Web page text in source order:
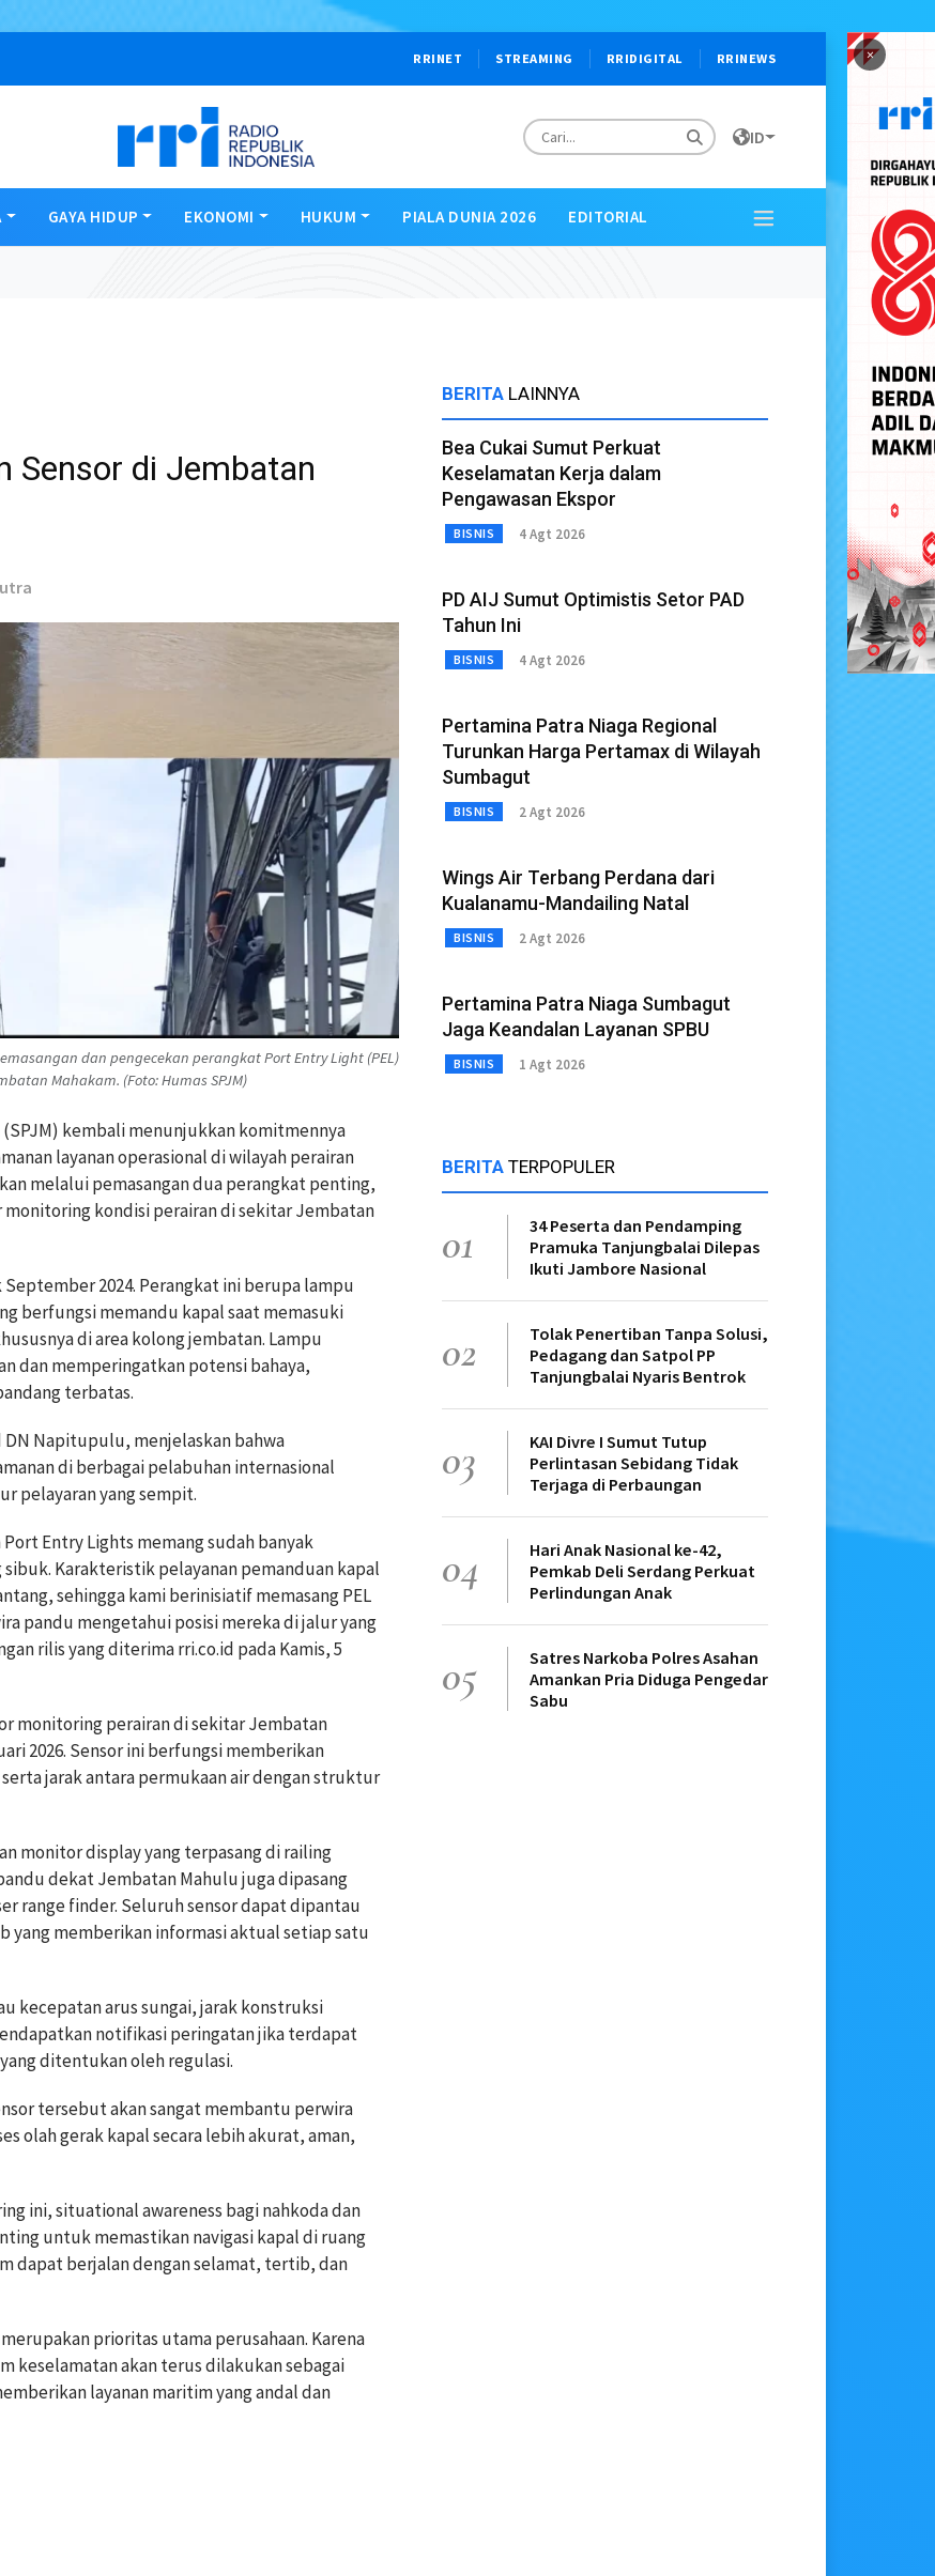
×
RRINET STREAMING RRIDIGITAL RRINEWS
ID
GAYA HIDUP EKONOMI HUKUM PIALA DUNIA 2026 EDITORIAL
Sensor di Jembatan
dan pengecekan perangkat Port Entry Light (PEL)
Mahakam. (Foto: Humas SPJM)
(SPJM) kembali menunjukkan komitmennya
layanan operasional di wilayah perairan
melalui pemasangan dua perangkat penting,
monitoring kondisi perairan di sekitar Jembatan
2024. Perangkat ini berupa lampu
berfungsi memandu kapal saat memasuki
di area kolong jembatan. Lampu
dan memperingatkan potensi bahaya,
terbatas.
DN Napitupulu, menjelaskan bahwa
di berbagai pelabuhan internasional
pelayaran yang sempit.
Entry Lights memang sudah banyak
Karakteristik pelayanan pemanduan kapal
sehingga kami berinisiatif memasang PEL
pandu mengetahui posisi mereka di jalur yang
rilis yang diterima rri.co.id pada Kamis, 5
monitoring perairan di sekitar Jembatan
2026. Sensor ini berfungsi memberikan
jarak antara permukaan air dengan struktur
monitor display yang terpasang di railing
dekat Jembatan Mahulu juga dipasang
range finder. Seluruh sensor dapat dipantau
yang memberikan informasi aktual setiap satu
kecepatan arus sungai, jarak konstruksi
notifikasi peringatan jika terdapat
ditentukan oleh regulasi.
tersebut akan sangat membantu perwira
olah gerak kapal secara lebih akurat, aman,
ini, situational awareness bagi nahkoda dan
untuk memastikan navigasi kapal di ruang
dapat berjalan dengan selamat, tertib, dan
prioritas utama perusahaan. Karena
keselamatan akan terus dilakukan sebagai
layanan maritim yang andal dan
BERITA LAINNYA
Bea Cukai Sumut Perkuat
Keselamatan Kerja dalam
Pengawasan Ekspor
BISNIS 4 Agt 2026
PD AIJ Sumut Optimistis Setor PAD
Tahun Ini
BISNIS 4 Agt 2026
Pertamina Patra Niaga Regional
Turunkan Harga Pertamax di Wilayah
Sumbagut
BISNIS 2 Agt 2026
Wings Air Terbang Perdana dari
Kualanamu-Mandailing Natal
BISNIS 2 Agt 2026
Pertamina Patra Niaga Sumbagut
Jaga Keandalan Layanan SPBU
BISNIS 1 Agt 2026
BERITA TERPOPULER
01
34 Peserta dan Pendamping
Pramuka Tanjungbalai Dilepas
Ikuti Jambore Nasional
02
Tolak Penertiban Tanpa Solusi,
Pedagang dan Satpol PP
Tanjungbalai Nyaris Bentrok
03
KAI Divre I Sumut Tutup
Perlintasan Sebidang Tidak
Terjaga di Perbaungan
04
Hari Anak Nasional ke-42,
Pemkab Deli Serdang Perkuat
Perlindungan Anak
05
Satres Narkoba Polres Asahan
Amankan Pria Diduga Pengedar
Sabu